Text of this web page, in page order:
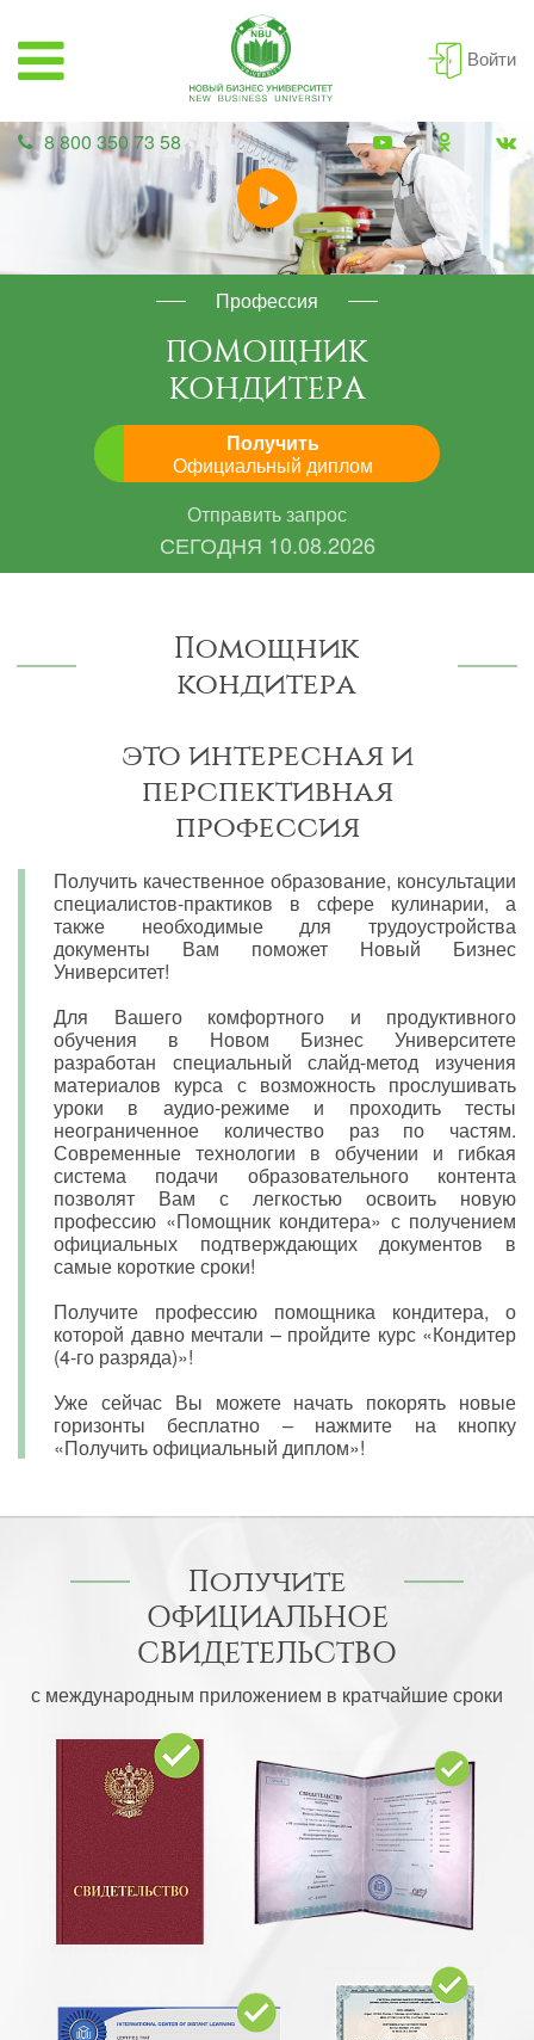
Войти
8 800 350 73 58
Профессия
ПОМОЩНИК
КОНДИТЕРА
Получить
Официальный диплом
Отправить запрос
СЕГОДНЯ 10.08.2026
Помощник
кондитера
это интересная и
перспективная
профессия
Получить качественное образование, консультации
специалистов-практиков в сфере кулинарии, а
также необходимые для трудоустройства
документы Вам поможет Новый Бизнес
Университет!
Для Вашего комфортного и продуктивного
обучения в Новом Бизнес Университете
разработан специальный слайд-метод изучения
материалов курса с возможность прослушивать
уроки в аудио-режиме и проходить тесты
неограниченное количество раз по частям.
Современные технологии в обучении и гибкая
система подачи образовательного контента
позволят Вам с легкостью освоить новую
профессию «Помощник кондитера» с получением
официальных подтверждающих документов в
самые короткие сроки!
Получите профессию помощника кондитера, о
которой давно мечтали – пройдите курс «Кондитер
(4-го разряда)»!
Уже сейчас Вы можете начать покорять новые
горизонты бесплатно – нажмите на кнопку
«Получить официальный диплом»!
Получите
ОФИЦИАЛЬНОЕ
СВИДЕТЕЛЬСТВО
с международным приложением в кратчайшие сроки